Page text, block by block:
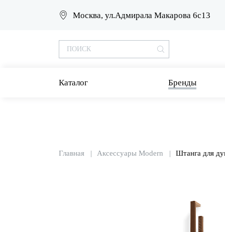
Москва, ул.Адмирала Макарова 6с13
Каталог Бренды
Главная Аксессуары Modern Штанга для